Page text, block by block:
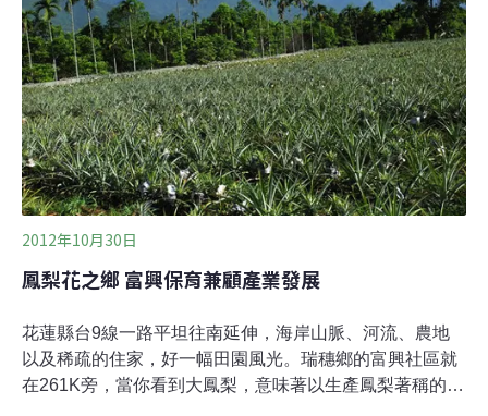
2012年10月30日
鳳梨花之鄉 富興保育兼顧產業發展
花蓮縣台9線一路平坦往南延伸，海岸山脈、河流、農地
以及稀疏的住家，好一幅田園風光。瑞穗鄉的富興社區就
在261K旁，當你看到大鳳梨，意味著以生產鳳梨著稱的富